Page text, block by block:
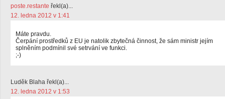
poste.restante řekl(a)...
12. ledna 2012 v 1:41
Máte pravdu.
Čerpání prostředků z EU je natolik zbytečná činnost, že sám ministr jejím
splněním podmínil své setrvání ve funkci.
;-)
Luděk Blaha řekl(a)...
12. ledna 2012 v 1:53